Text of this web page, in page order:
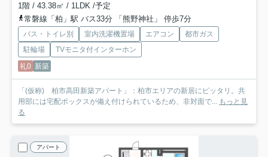
1階 / 43.38㎡ / 1LDK /予定
常磐線「柏」駅 バス33分 「熊野神社」 停歩7分
バス・トイレ別 室内洗濯機置場 エアコン
都市ガス
駐輪場
TVモニタ付インターホン
礼0 新築
「(仮称) 柏市高田新築アパート」：柏市エリアの新居にピッタリ。共
用部には宅配ボックスが備え付けられているため、非対面で... もっと見
る
アパート